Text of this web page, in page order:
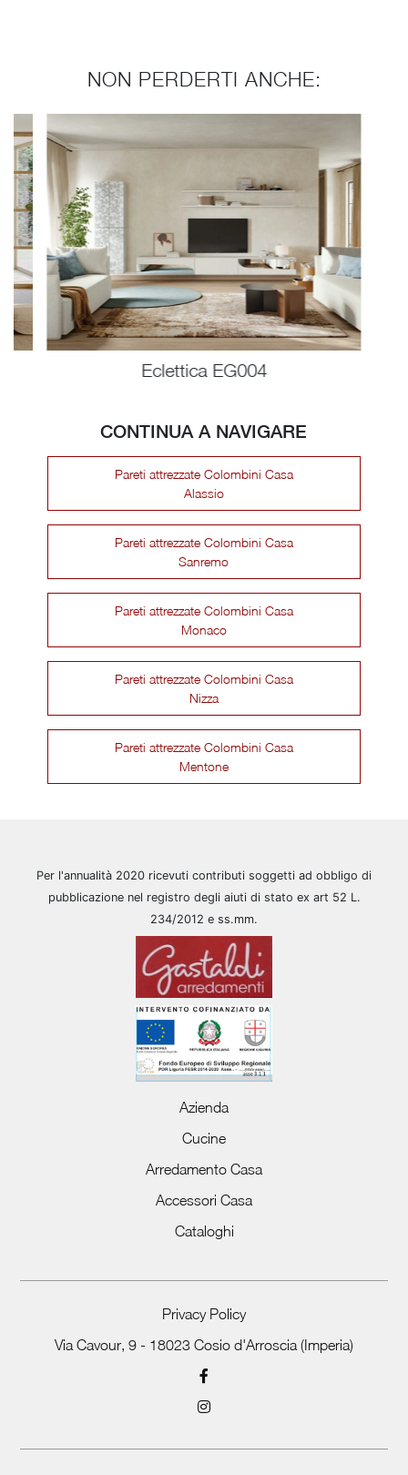
NON PERDERTI ANCHE:
Eclettica EG004
CONTINUA A NAVIGARE
Pareti attrezzate Colombini Casa
Alassio
Pareti attrezzate Colombini Casa
Sanremo
Pareti attrezzate Colombini Casa
Monaco
Pareti attrezzate Colombini Casa
Nizza
Pareti attrezzate Colombini Casa
Mentone
Per l'annualità 2020 ricevuti contributi soggetti ad obbligo di
pubblicazione nel registro degli aiuti di stato ex art 52 L.
234/2012 e ss.mm.
Azienda
Cucine
Arredamento Casa
Accessori Casa
Cataloghi
Privacy Policy
Via Cavour, 9 - 18023 Cosio d'Arroscia (Imperia)